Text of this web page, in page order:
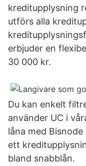
kreditupplysning
utförs alla
erbjuder en
30 000 kr.
Du kan enkelt
använder UC i
låna med
ett
bland snabblån.